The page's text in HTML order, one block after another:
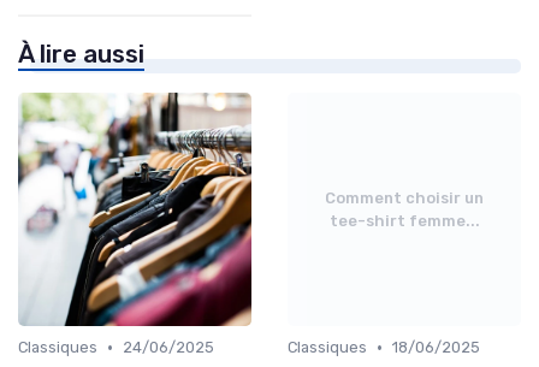
À lire aussi
Classiques •
24/06/2025
Comment choisir un
tee-shirt femme...
Classiques • 18/06/2025